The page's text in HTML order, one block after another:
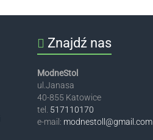
Znajdź nas
ModneStol
ul.Janasa
40-855 Katowice
tel. 517110170
e-mail: modnestoll@gmail.com